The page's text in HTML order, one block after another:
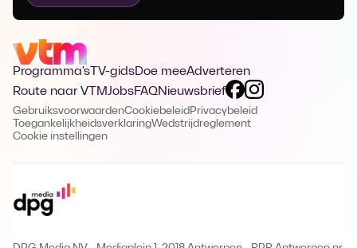
Programma's TV-gidsDoe meeAdverteren
Route naar VTMJobsFAQNieuwsbrief
GebruiksvoorwaardenCookiebeleid Privacybeleid
ToegankelijkheidsverklaringWedstrijdreglement
Cookie instellingen